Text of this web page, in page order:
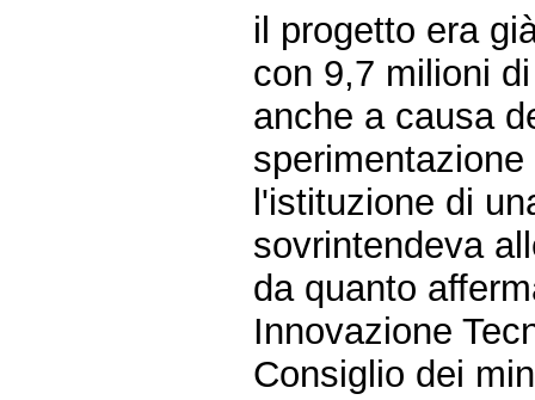
il progetto era
con 9,7 milioni
anche a causa
l'istituzione di
sovrintendeva
da quanto
Innovazione
Consiglio dei